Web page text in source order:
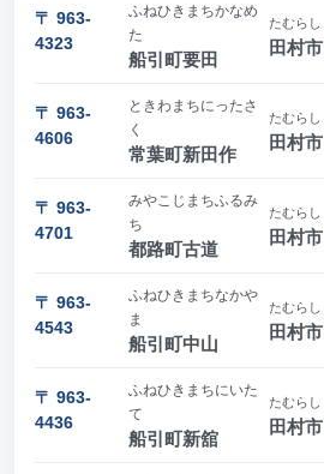
〒 963-
4323
ふねひきまちかなめ
た
船引町要田
たむらし
田村市
〒 963-
4606
ときわまちにったさ
く
常葉町新田作
たむらし
田村市
〒 963-
4701
みやこじまちふるみ
ち
都路町古道
たむらし
田村市
〒 963-
4543
ふねひきまちなかや
ま
船引町中山
たむらし
田村市
〒 963-
4436
ふねひきまちにいた
て
船引町新舘
たむらし
田村市